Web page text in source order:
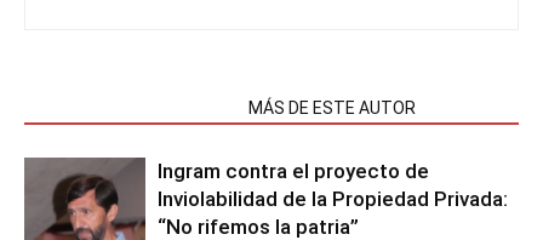
MÁS DE ESTE AUTOR
Ingram contra el proyecto de
Inviolabilidad de la Propiedad Privada:
“No rifemos la patria”